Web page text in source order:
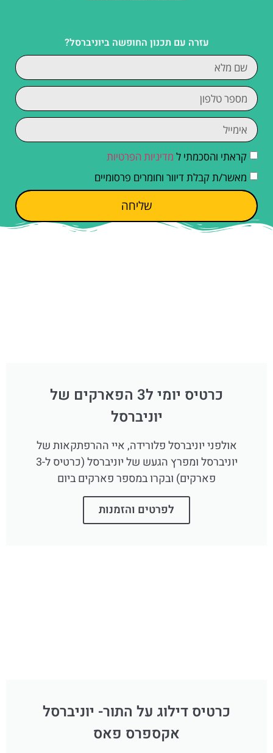
עזרה עם תכנון החופשה ביוניברסל?
קראתי והסכמתי ל מדיניות הפרטיות
מאשר/ת קבלת דיוור וחומרים פרסומיים
שליחה
כרטיס יומי ל3 הפארקים של
יוניברסל
אולפני יוניברסל פלורידה, איי ההרפתקאות של
יוניברסל ומפרץ הגעש של יוניברסל (כרטיס ל-3
פארקים) ובקרו במספר פארקים ביום
לפרטים והזמנות
כרטיס דילוג על התור- יוניברסל
אקספרס פאס